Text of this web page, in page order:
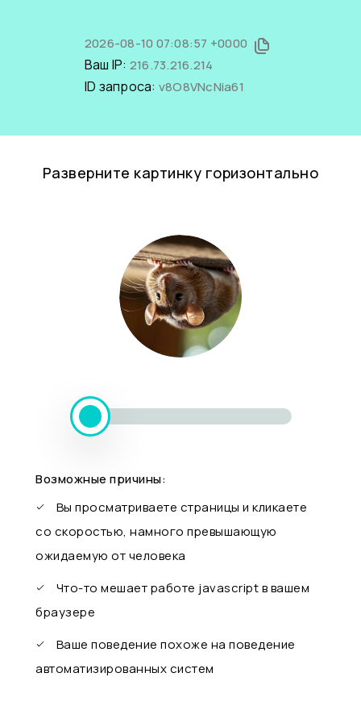
2026-08-10 07:08:57 +0000
Ваш IP: 216.73.216.214
ID запроса: v8O8VNcNia61
Разверните картинку горизонтально
Возможные причины:
Вы просматриваете страницы и кликаете
со скоростью, намного превышающую
ожидаемую от человека
Что-то мешает работе javascript в вашем
браузере
Ваше поведение похоже на поведение
автоматизированных систем